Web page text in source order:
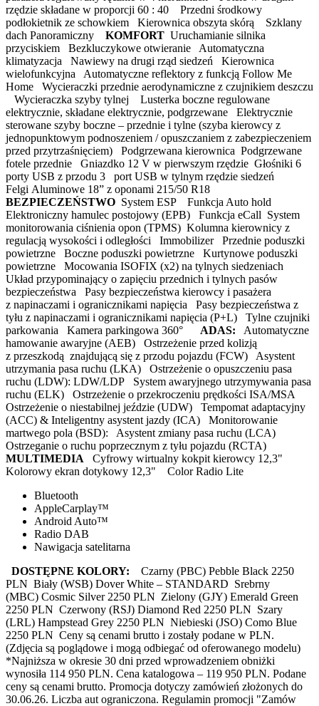
rzędzie składane w proporcji 60 : 40 Przedni środkowy
podłokietnik ze schowkiem Kierownica obszyta skórą Szklany
dach Panoramiczny
KOMFORT Uruchamianie silnika
przyciskiem Bezkluczykowe otwieranie Automatyczna
klimatyzacja Nawiewy na drugi rząd siedzeń Kierownica
wielofunkcyjna Automatyczne reflektory z funkcją Follow Me
Home Wycieraczki przednie aerodynamiczne z czujnikiem deszczu
Wycieraczka szyby tylnej Lusterka boczne regulowane
elektrycznie, składane elektrycznie, podgrzewane Elektrycznie
sterowane szyby boczne – przednie i tylne (szyba kierowcy z
jednopunktowym podnoszeniem / opuszczaniem z zabezpieczeniem
przed przytrzaśnięciem) Podgrzewana kierownica Podgrzewane
fotele przednie Gniazdko 12 V w pierwszym rzędzie Głośniki 6
porty USB z przodu 3 port USB w tylnym rzędzie siedzeń
Felgi Aluminowe 18” z oponami 215/50 R18
BEZPIECZEŃSTWO System ESP Funkcja Auto hold
Elektroniczny hamulec postojowy (EPB) Funkcja eCall System
monitorowania ciśnienia opon (TPMS) Kolumna kierownicy z
regulacją wysokości i odległości Immobilizer Przednie poduszki
powietrzne Boczne poduszki powietrzne Kurtynowe poduszki
powietrzne Mocowania ISOFIX (x2) na tylnych siedzeniach
Układ przypominający o zapięciu przednich i tylnych pasów
bezpieczeństwa Pasy bezpieczeństwa kierowcy i pasażera
z napinaczami i ogranicznikami napięcia Pasy bezpieczeństwa z
tyłu z napinaczami i ogranicznikami napięcia (P+L) Tylne czujniki
parkowania Kamera parkingowa 360°
ADAS:
Automatyczne
hamowanie awaryjne (AEB) Ostrzeżenie przed kolizją
z przeszkodą znajdującą się z przodu pojazdu (FCW) Asystent
utrzymania pasa ruchu (LKA) Ostrzeżenie o opuszczeniu pasa
ruchu (LDW): LDW/LDP System awaryjnego utrzymywania pasa
ruchu (ELK) Ostrzeżenie o przekroczeniu prędkości ISA/MSA
Ostrzeżenie o niestabilnej jeździe (UDW) Tempomat adaptacyjny
(ACC) & Inteligentny asystent jazdy (ICA) Monitorowanie
martwego pola (BSD): Asystent zmiany pasa ruchu (LCA)
Ostrzeganie o ruchu poprzecznym z tyłu pojazdu (RCTA)
MULTIMEDIA
Cyfrowy wirtualny kokpit kierowcy 12,3"
Kolorowy ekran dotykowy 12,3" Color Radio Lite
Bluetooth
AppleCarplay™
Android Auto™
Radio DAB
Nawigacja satelitarna
DOSTĘPNE KOLORY: Czarny (PBC) Pebble Black 2250
PLN Biały (WSB) Dover White – STANDARD Srebrny
(MBC) Cosmic Silver 2250 PLN Zielony (GJY) Emerald Green
2250 PLN Czerwony (RSJ) Diamond Red 2250 PLN Szary
(LRL) Hampstead Grey 2250 PLN Niebieski (JSO) Como Blue
2250 PLN Ceny są cenami brutto i zostały podane w PLN.
(Zdjęcia są poglądowe i mogą odbiegać od oferowanego modelu)
*Najniższa w okresie 30 dni przed wprowadzeniem obniżki
wynosiła 114 950 PLN. Cena katalogowa – 119 950 PLN. Podane
ceny są cenami brutto. Promocja dotyczy zamówień złożonych do
30.06.26. Liczba aut ograniczona. Regulamin promocji "Zamów